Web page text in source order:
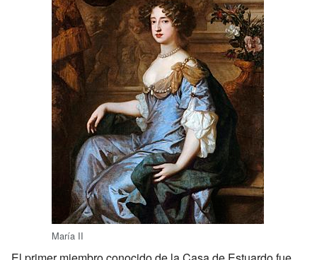
María II